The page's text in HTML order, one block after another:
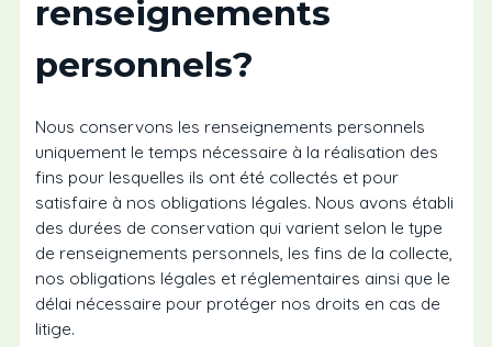
renseignements
personnels?
Nous conservons les renseignements personnels
uniquement le temps nécessaire à la réalisation des
fins pour lesquelles ils ont été collectés et pour
satisfaire à nos obligations légales. Nous avons établi
des durées de conservation qui varient selon le type
de renseignements personnels, les fins de la collecte,
nos obligations légales et réglementaires ainsi que le
délai nécessaire pour protéger nos droits en cas de
litige.